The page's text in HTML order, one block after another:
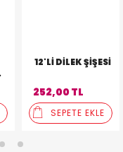
12'LI DILEK ŞIŞESI
252,00 TL
SEPETE EKLE
6 7